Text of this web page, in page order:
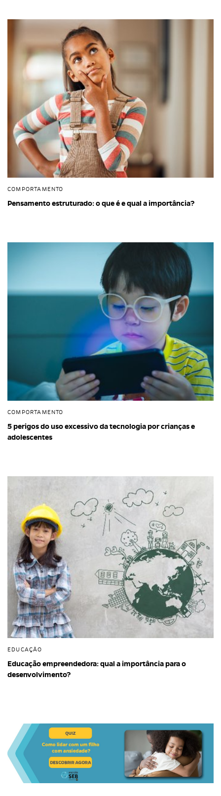
COMPORTAMENTO
Pensamento estruturado: o que é e qual a importância?
COMPORTAMENTO
5 perigos do uso excessivo da tecnologia por crianças e
adolescentes
EDUCAÇÃO
Educação empreendedora: qual a importância para o
desenvolvimento?